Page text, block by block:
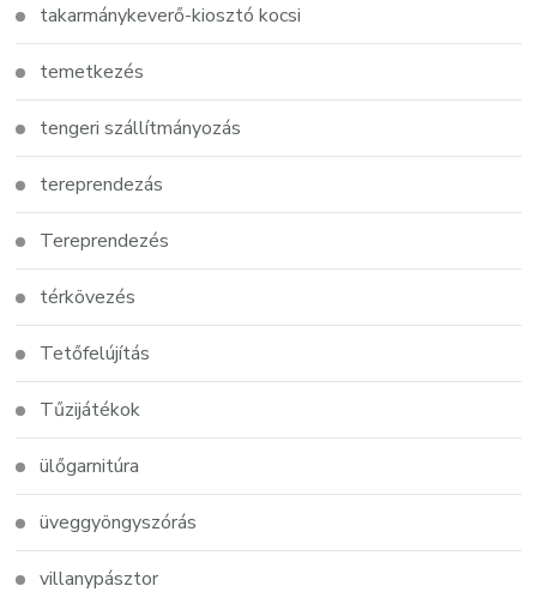
takarmánykeverő-kiosztó kocsi
temetkezés
tengeri szállítmányozás
tereprendezás
Tereprendezés
térkövezés
Tetőfelújítás
Tűzijátékok
ülőgarnitúra
üveggyöngyszórás
villanypásztor